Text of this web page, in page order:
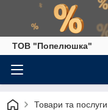
ТОВ "Попелюшка"
Товари та послуги